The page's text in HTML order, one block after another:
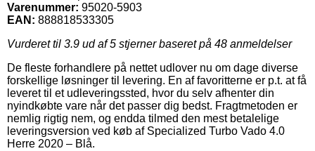
Varenummer: 95020-5903
EAN: 888818533305
Vurderet til 3.9 ud af 5 stjerner baseret på 48 anmeldelser
De fleste forhandlere på nettet udlover nu om dage diverse
forskellige løsninger til levering. En af favoritterne er p.t. at få
leveret til et udleveringssted, hvor du selv afhenter din
nyindkøbte vare når det passer dig bedst. Fragtmetoden er
nemlig rigtig nem, og endda tilmed den mest betalelige
leveringsversion ved køb af Specialized Turbo Vado 4.0
Herre 2020 – Blå.